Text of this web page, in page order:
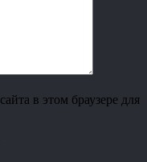
в этом браузере для